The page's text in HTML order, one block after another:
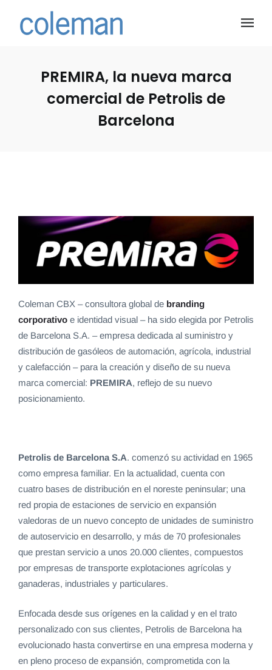
PREMIRA, la nueva marca
comercial de Petrolis de
Barcelona
Coleman CBX – consultora global de branding
corporativo e identidad visual – ha sido elegida por Petrolis
de Barcelona S.A. – empresa dedicada al suministro y
distribución de gasóleos de automación, agrícola, industrial
y calefacción – para la creación y diseño de su nueva
marca comercial: PREMIRA, reflejo de su nuevo
posicionamiento.
Petrolis de Barcelona S.A. comenzó su actividad en 1965
como empresa familiar. En la actualidad, cuenta con
cuatro bases de distribución en el noreste peninsular; una
red propia de estaciones de servicio en expansión
valedoras de un nuevo concepto de unidades de suministro
de autoservicio en desarrollo, y más de 70 profesionales
que prestan servicio a unos 20.000 clientes, compuestos
por empresas de transporte explotaciones agrícolas y
ganaderas, industriales y particulares.
Enfocada desde sus orígenes en la calidad y en el trato
personalizado con sus clientes, Petrolis de Barcelona ha
evolucionado hasta convertirse en una empresa moderna y
en pleno proceso de expansión, comprometida con la